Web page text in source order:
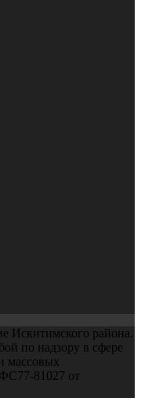
Искитимского района.
по надзору в сфере
массовых
81027 от